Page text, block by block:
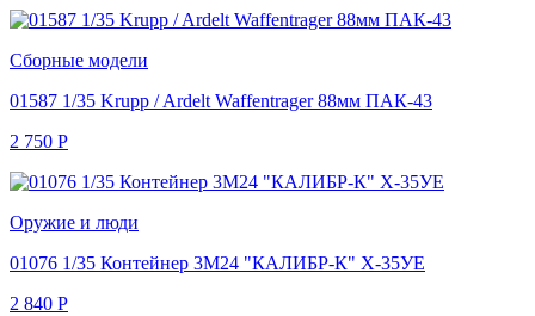
Сборные модели
01587 1/35 Krupp / Ardelt Waffentrager 88мм ПАК-43
2 750 Р
Оружие и люди
01076 1/35 Контейнер 3М24 "КАЛИБР-К" Х-35УЕ
2 840 Р